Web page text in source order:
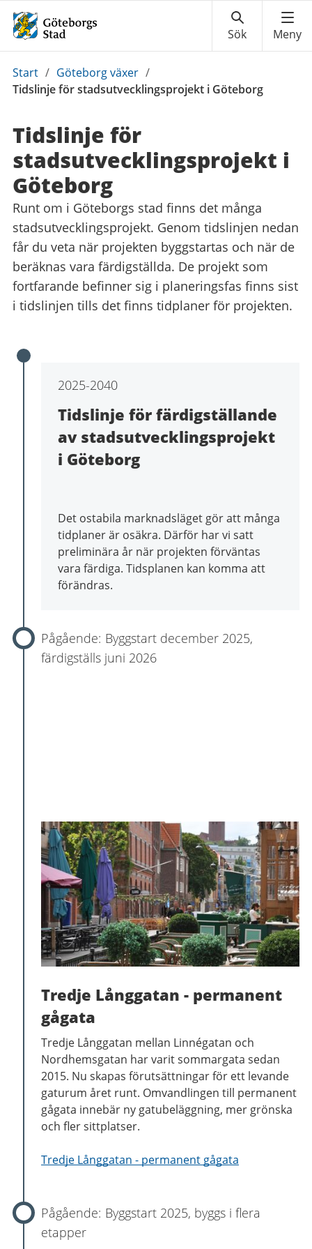
Du
är
Start / Göteborg växer /
Tidslinje för stadsutvecklingsprojekt i Göteborg
Tidslinje för
stadsutvecklings­projekt i
Göteborg
Runt om i Göteborgs stad finns det många
stadsutvecklingsprojekt. Genom tidslinjen nedan
får du veta när projekten byggstartas och när de
beräknas vara färdigställda. De projekt som
fortfarande befinner sig i planeringsfas finns sist
i tidslinjen tills det finns tidplaner för projekten.
2025-2040
Tidslinje för färdigställande
av stadsutvecklingsprojekt
i Göteborg
Det ostabila marknadsläget gör att många
tidplaner är osäkra. Därför har vi satt
preliminära år när projekten förväntas
vara färdiga. Tidsplanen kan komma att
förändras.
Byggstart december 2025,
färdigställs juni 2026
Tredje Långgatan - permanent
gågata
Tredje Långgatan mellan Linnégatan och
Nordhemsgatan har varit sommargata sedan
2015. Nu skapas förutsättningar för ett levande
gaturum året runt. Omvandlingen till permanent
gågata innebär ny gatubeläggning, mer grönska
och fler sittplatser.
Tredje Långgatan - permanent gågata
Byggstart 2025, byggs i flera
etapper